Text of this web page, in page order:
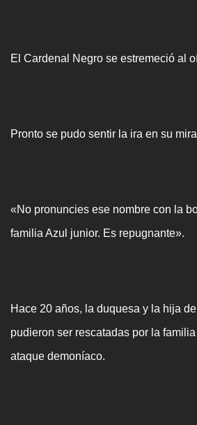
El Cardenal Negro se estremeció al
Pronto se pudo sentir la ira en su
«No pronuncies ese nombre con la
familia Azul junior. Es repugnante».
Hace 20 años, la duquesa y la hija
pudieron ser rescatadas por la
ataque demoníaco.